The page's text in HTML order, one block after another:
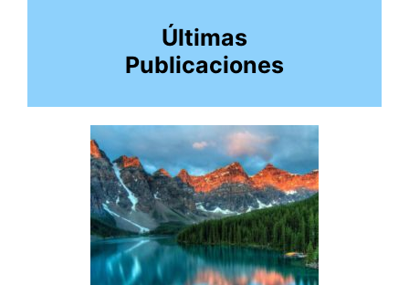
Últimas
Publicaciones